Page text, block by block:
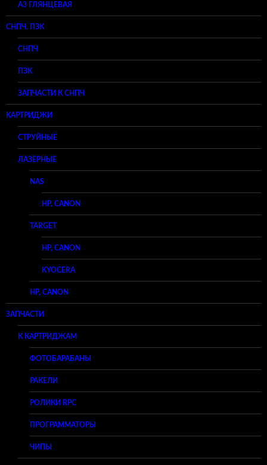
A3 ГЛЯНЦЕВАЯ
СНПЧ, ПЗК
СНПЧ
ПЗК
ЗАПЧАСТИ К СНПЧ
КАРТРИДЖИ
СТРУЙНЫЕ
ЛАЗЕРНЫЕ
NAS
HP, CANON
TARGET
HP, CANON
KYOCERA
HP, CANON
ЗАПЧАСТИ
К КАРТРИДЖАМ
ФОТОБАРАБАНЫ
РАКЕЛИ
РОЛИКИ RPC
ПРОГРАММАТОРЫ
ЧИПЫ